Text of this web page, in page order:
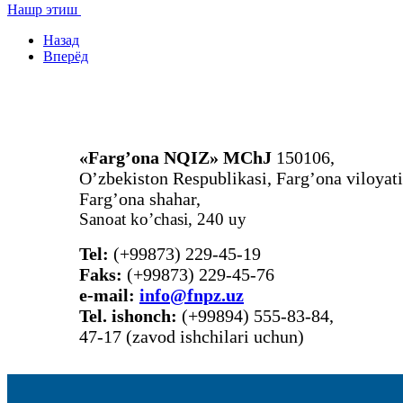
Нашр этиш
Назад
Вперёд
«Farg’ona NQIZ» MChJ 150106,
O’zbekiston Respublikasi, Farg’ona
Farg’ona shahar,
Sanoat ko’chasi, 240 uy
Tel: (+99873) 229-45-19
Faks: (+99873) 229-45-76
е-mail: info@fnpz.uz
Tel. ishonch: (+99894) 555-83-84,
47-17 (zavod ishchilari uchun)